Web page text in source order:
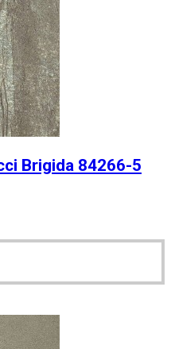
Brigida 84266-5